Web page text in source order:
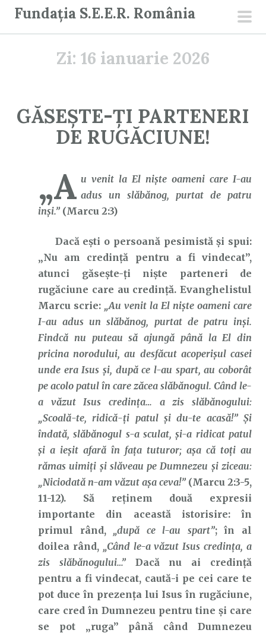
Fundația S.E.E.R. România
Zi: 16 ianuarie 2026
GĂSEȘTE-ȚI PARTENERI
DE RUGĂCIUNE!
„A u venit la El nişte oameni care I-au
adus un slăbănog, purtat de patru
inşi.” (Marcu 2:3)
Dacă ești o persoană pesimistă și spui:
„Nu am credință pentru a fi vindecat”,
atunci găsește-ți niște parteneri de
rugăciune care au credință. Evanghelistul
Marcu scrie: „Au venit la El nişte oameni care
I-au adus un slăbănog, purtat de patru inşi.
Findcă nu puteau să ajungă până la El din
pricina norodului, au desfăcut acoperişul casei
unde era Isus şi, după ce l-au spart, au coborât
pe acolo patul în care zăcea slăbănogul. Când le-
a văzut Isus credinţa… a zis slăbănogului:
„Scoală-te, ridică-ţi patul şi du-te acasă!” Şi
îndată, slăbănogul s-a sculat, şi-a ridicat patul
şi a ieşit afară în faţa tuturor; aşa că toţi au
rămas uimiţi şi slăveau pe Dumnezeu şi ziceau:
„Niciodată n-am văzut aşa ceva!” (Marcu 2:3-5,
11-12). Să reținem două expresii
importante din această istorisire: în
primul rând, „după ce l-au spart”; în al
doilea rând, „Când le-a văzut Isus credinţa, a
zis slăbănogului…”Dacă nu ai credință
pentru a fi vindecat, caută-i pe cei care te
pot duce în prezența lui Isus în rugăciune,
care cred în Dumnezeu pentru tine și care
se pot „ruga” până când Dumnezeu